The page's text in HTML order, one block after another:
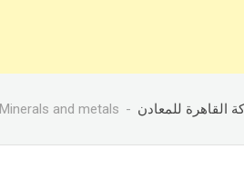
Minerals and metals القاهرة للمعادن